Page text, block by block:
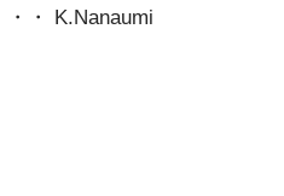
・ K.Nanaumi